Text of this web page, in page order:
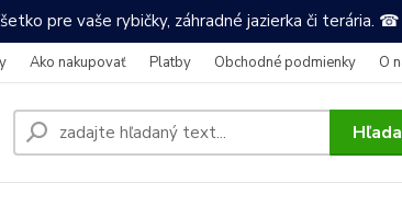
pre vaše rybičky, záhradné jazierka či terária.
Ako nakupovať Platby Obchodné podmienky O